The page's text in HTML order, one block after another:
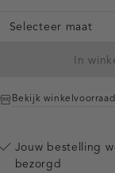
Selecteer maat
In
Bekijk winkelvoorraad
Jouw bestelling
bezorgd